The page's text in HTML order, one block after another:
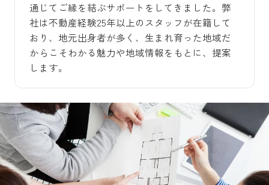
通じてご縁を結ぶサポートをしてきました。弊
社は不動産経験25年以上のスタッフが在籍して
おり、地元出身者が多く、生まれ育った地域だ
からこそわかる魅力や地域情報をもとに、提案
します。